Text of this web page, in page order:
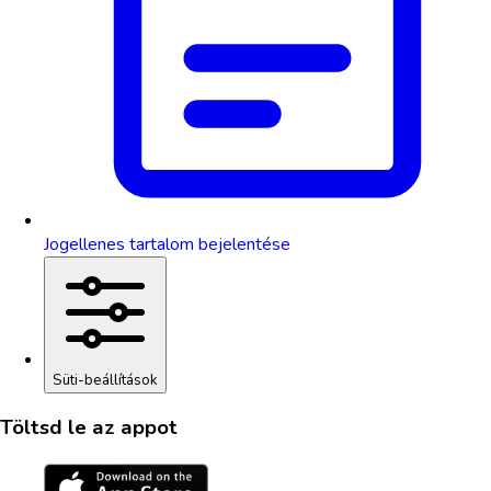
Jogellenes tartalom bejelentése
Süti-beállítások
Töltsd le az appot